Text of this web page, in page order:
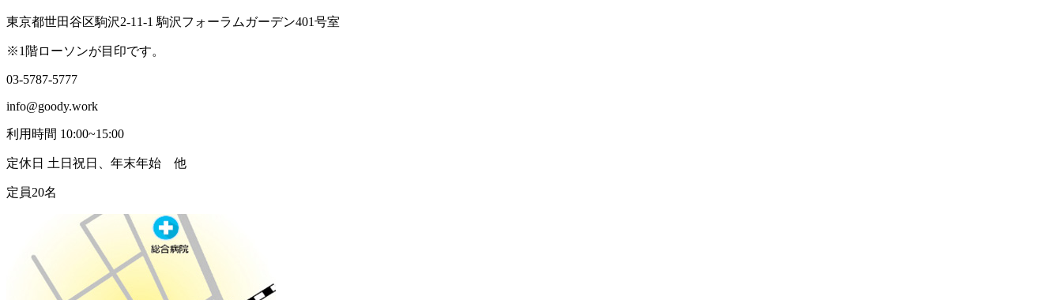
東京都世田谷区駒沢2-11-1 駒沢フォーラムガーデン401号室
※1階ローソンが目印です。
03-5787-5777
info@goody.work
利用時間 10:00~15:00
定休日 土日祝日、年末年始 他
定員20名